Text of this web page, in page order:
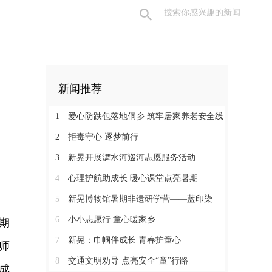
新闻推荐
1 爱心防跌包落地侗乡 筑牢居家养老安全线
2 拒毒守心 逐梦前行
3 新晃开展㵲水河巡河志愿服务活动
4 心理护航助成长 暖心课堂点亮暑期
5 新晃博物馆暑期非遗研学营——蓝印染
6 小小志愿行 童心暖家乡
7 新晃：巾帼伴成长 青春护童心
8 交通文明劝导 点亮安全“童”行路